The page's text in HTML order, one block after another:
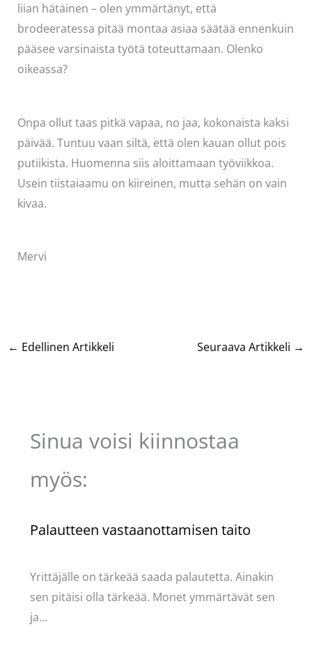
liian hätäinen – olen ymmärtänyt, että
brodeeratessa pitää montaa asiaa säätää ennenkuin
pääsee varsinaista työtä toteuttamaan. Olenko
oikeassa?
Onpa ollut taas pitkä vapaa, no jaa, kokonaista kaksi
päivää. Tuntuu vaan siltä, että olen kauan ollut pois
putiikista. Huomenna siis aloittamaan työviikkoa.
Usein tiistaiaamu on kiireinen, mutta sehän on vain
kivaa.
Mervi
← Edellinen Artikkeli Seuraava Artikkeli →
Sinua voisi kiinnostaa
myös:
Palautteen vastaanottamisen taito
Yrittäjälle on tärkeää saada palautetta. Ainakin
sen pitäisi olla tärkeää. Monet ymmärtävät sen
ja…